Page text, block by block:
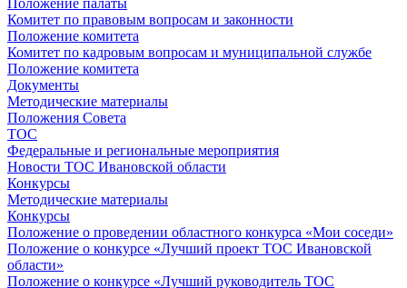
Положение палаты
Комитет по правовым вопросам и законности
Положение комитета
Комитет по кадровым вопросам и муниципальной службе
Положение комитета
Документы
Методические материалы
Положения Совета
ТОС
Федеральные и региональные мероприятия
Новости ТОС Ивановской области
Конкурсы
Методические материалы
Конкурсы
Положение о проведении областного конкурса «Мои соседи»
Положение о конкурсе «Лучший проект ТОС Ивановской
области»
Положение о конкурсе «Лучший руководитель ТОС